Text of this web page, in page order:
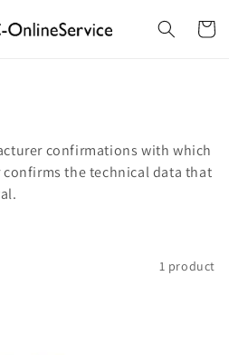
Cart
confirmations with which
the technical data that
1 product